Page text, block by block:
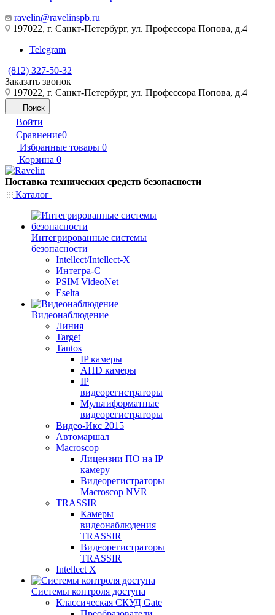
ravelin@ravelinspb.ru
197022, г. Санкт-Петербург, ул. Профессора Попова, д.4
Telegram
(812) 327-50-32
Заказать звонок
197022, г. Санкт-Петербург, ул. Профессора Попова, д.4
Поиск
Войти
Сравнение0
Избранные товары 0
Корзина 0
Поставка технических средств безопасности
Каталог
Интегрированные системы
безопасности
Intellect/Intellect-X
Интегра-С
PSIM VideoNet
Eselta
Видеонаблюдение
Линия
Target
Tantos
IP камеры
AHD камеры
IP
видеорегистраторы
Мультиформатные
видеорегистраторы
Видео-Икс 2015
Автомаршал
Macroscop
Лицензии ПО на IP
камеру
Видеорегистраторы
Macroscop NVR
TRASSIR
Камеры
видеонаблюдения
TRASSIR
Видеорегистраторы
TRASSIR
Intellect X
Системы контроля доступа
Классическая СКУД Gate